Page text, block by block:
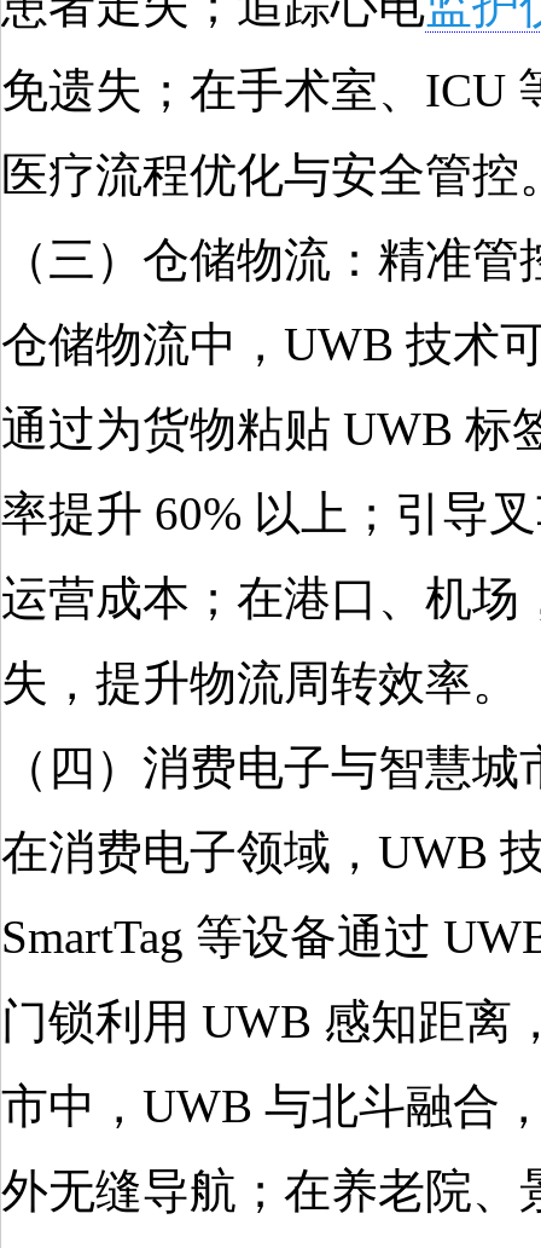
免遗失；在手术室、ICU
医疗流程优化与安全管控
（三）仓储物流：精准管
仓储物流中，UWB 技术
通过为货物粘贴 UWB 标
率提升 60% 以上；引导
运营成本；在港口、机
失，提升物流周转效率。
（四）消费电子与智慧
在消费电子领域，UWB
SmartTag 等设备通过
门锁利用 UWB 感知距离
市中，UWB 与北斗融合
外无缝导航；在养老院